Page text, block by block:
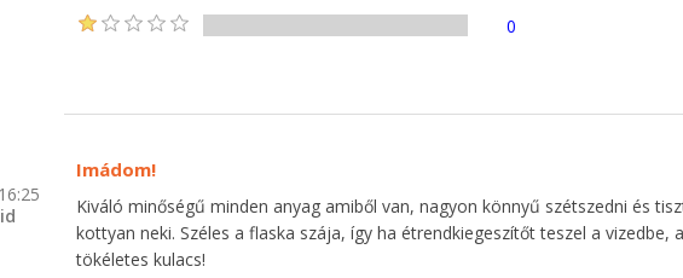
0
Imádom!
Kiváló minőségű minden anyag amiből van, nagyon könnyű szétszedni és
kottyan neki. Széles a flaska szája, így ha étrendkiegeszítőt teszel a vizedbe,
tökéletes kulacs!